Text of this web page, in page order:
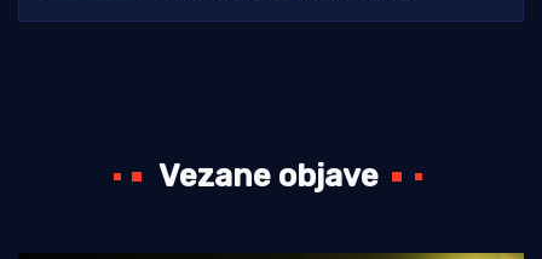
Vezane objave